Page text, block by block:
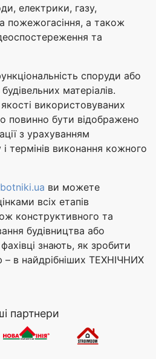
електрики, газу,
пожежогасіння, а також
та
споруди або
матеріалів.
використовуваних
повинно бути відображено
з урахуванням
термінів виконання кожного
ви можете
всіх етапів
конструктивного та
будівництва або
знають, як зробити
– в найдрібніших ТЕХНІЧНИХ
партнери